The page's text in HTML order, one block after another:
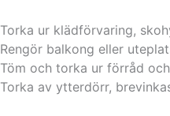
Torka ur klädförvaring,
Rengör balkong eller
Töm och torka ur förråd
Torka av ytterdörr,